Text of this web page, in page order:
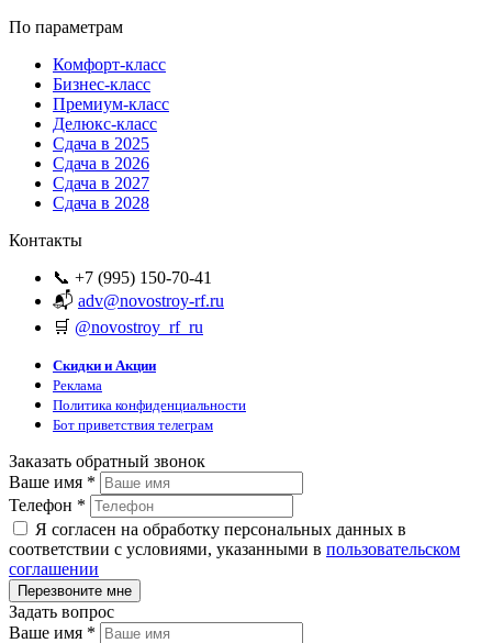
По параметрам
Комфорт-класс
Бизнес-класс
Премиум-класс
Делюкс-класс
Сдача в 2025
Сдача в 2026
Сдача в 2027
Сдача в 2028
Контакты
📞 +7 (995) 150-70-41
📬 adv@novostroy-rf.ru
🛒 @novostroy_rf_ru
Скидки и Акции
Реклама
Политика конфиденциальности
Бот приветствия телеграм
Заказать обратный звонок
Ваше имя *
Телефон *
Я согласен на обработку персональных данных в
соответствии с условиями, указанными в пользовательском
соглашении
Задать вопрос
Ваше имя *